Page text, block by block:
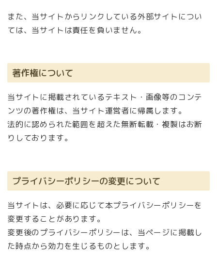
また、当サイトからリンクしている外部サイトについ
ては、当サイトは責任を負いません。
著作権について
当サイトに掲載されているテキスト・画像等のコンテ
ンツの著作権は、当サイト運営者に帰属します。
法的に認められた範囲を超えた無断転載・複製はお断
りしております。
プライバシーポリシーの変更について
当サイトは、必要に応じて本プライバシーポリシーを
変更することがあります。
変更後のプライバシーポリシーは、当ページに掲載し
た時点から効力を生じるものとします。